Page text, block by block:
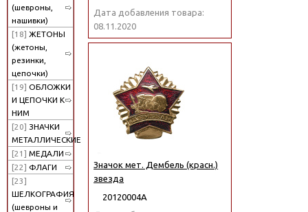
(шевроны,
нашивки)
[18] ЖЕТОНЫ
(жетоны,
резинки,
цепочки)
[19] ОБЛОЖКИ
И ЦЕПОЧКИ К
НИМ
[20] ЗНАЧКИ
МЕТАЛЛИЧЕСКИЕ
[21] МЕДАЛИ
[22] ФЛАГИ
[23]
ШЕЛКОГРАФИЯ
(шевроны и
Дата добавления товара:
08.11.2020
Значок мет. Дембель (красн.)
звезда
20120004А